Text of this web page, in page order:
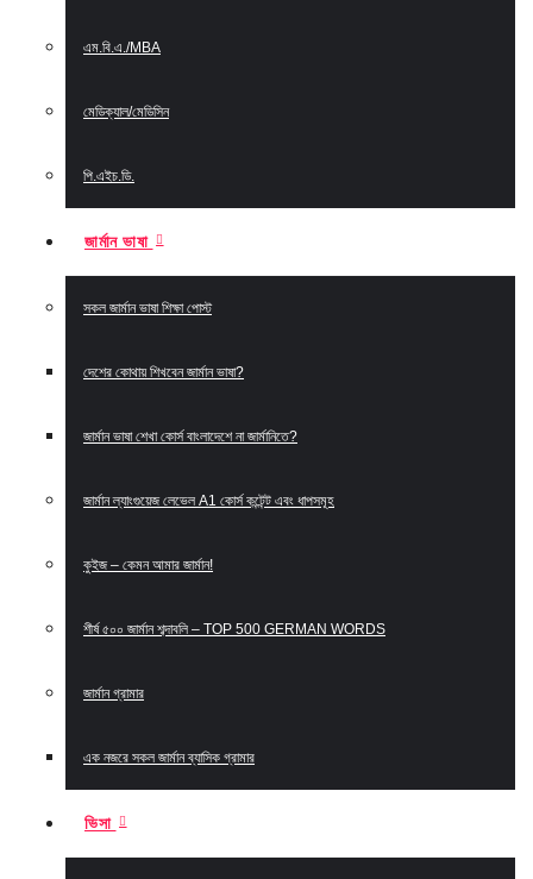
এম.বি.এ./MBA
মেডিক্যাল/মেডিসিন
পি.এইচ.ডি.
জার্মান ভাষা
সকল জার্মান ভাষা শিক্ষা পোস্ট
দেশের কোথায় শিখবেন জার্মান ভাষা?
জার্মান ভাষা শেখা কোর্স বাংলাদেশে না জার্মানিতে?
জার্মান ল্যাংগুয়েজ লেভেল A1 কোর্স কন্টেন্ট এবং ধাপসমূহ
কুইজ – কেমন আমার জার্মান!
শীর্ষ ৫০০ জার্মান শব্দাবলি – TOP 500 GERMAN WORDS
জার্মান গ্রামার
এক নজরে সকল জার্মান ব্যাসিক গ্রামার
ভিসা